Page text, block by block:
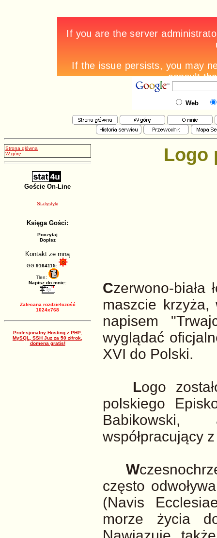
Web
Strona główna
W górę
Goście On-Line
Statystyki
Księga Gości:
Poczytaj
Dopisz
Kontakt ze mną
GG 9164115:
Tlen:
Napisz do mnie:
Zalecana rozdzielczość
1024x768
Profesjonalny Hosting z PHP,
MySQL, SSH Juz za 50 zł/rok,
domena gratis!
Logo
Czerwono-biała
maszcie
napisem
wyglądać
XVI do Polski.
Logo
polskiego
Babikowski,
współpracujący
W
często
(Navis
morze życia